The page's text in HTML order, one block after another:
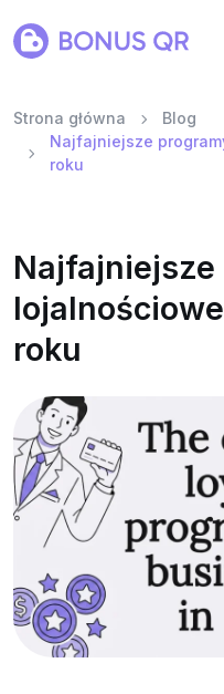
Strona główna
Blog
Najfajniejsze
roku
roku